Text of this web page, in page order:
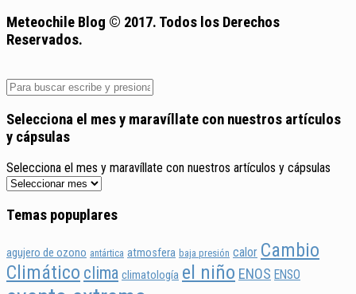
Meteochile Blog © 2017. Todos los Derechos
Reservados.
Selecciona el mes y maravíllate con nuestros artículos
y cápsulas
Selecciona el mes y maravíllate con nuestros artículos y cápsulas
Temas popuplares
agujero de ozono antártica atmosfera baja presión calor Cambio
Climático clima climatología el niño ENOS ENSO